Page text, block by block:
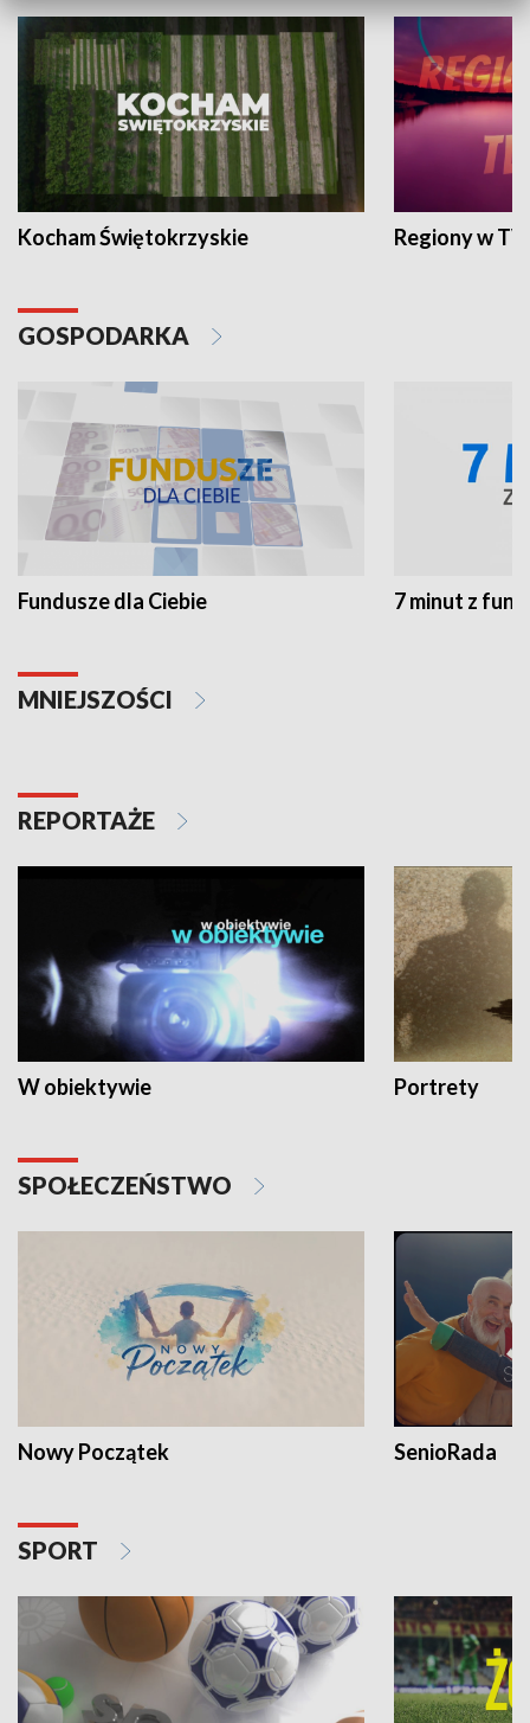
Kocham Świętokrzyskie Regiony w
GOSPODARKA
Fundusze dla Ciebie 7 minut z
MNIEJSZOŚCI
REPORTAŻE
W obiektywie Portrety
SPOŁECZEŃSTWO
Nowy Początek SenioRada
SPORT